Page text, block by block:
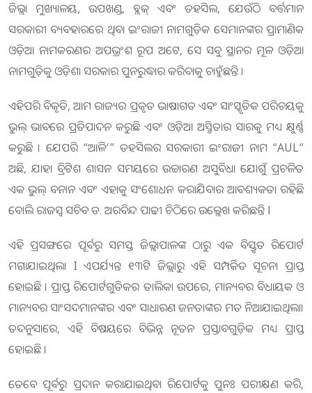
ଜିଲ୍ଲା ମୁଖ୍ୟାଳୟ, ଉପଖଣ୍ଡ, ବ୍ଲକ୍ ଏବଂ ତହସିଲ, ଯେଉଁଠି ବର୍ତ୍ତମାନ
ସରକାରୀ ବ୍ୟବହାରରେ ଥିବା ଇଂରାଜୀ ନାମଗୁଡ଼ିକ ସେମାନଙ୍କର ପ୍ରାମାଣିକ
ଓଡ଼ିଆ ନାମକରଣର ଅପଭ୍ରଂଶ ରୂପ ଅଟେ, ସେ ସବୁ ସ୍ଥାନର ମୂଳ ଓଡ଼ିଆ
ନାମଗୁଡ଼ିକୁ ଓଡ଼ିଶା ସରକାର ପୁନରୁଦ୍ଧାର କରିବାକୁ ଚାହୁଁଛନ୍ତି ।
ଏହିପରି ବିକୃତି, ଆମ ରାଜ୍ୟର ପ୍ରକୃତ ଭାଷାଗତ ଏବଂ ସାଂସ୍କୃତିକ ପରିଚୟକୁ
ଭୁଲ୍ ଭାବରେ ପ୍ରତିପାଦନ କରୁଛି ଏବଂ ଓଡ଼ିଆ ଅସ୍ମିତାର ସାରକୁ ମଧ୍ୟ କ୍ଷୁର୍ଣ୍ଣ
କରୁଛି । ଯେପରି “ଆଳି’” ତହସିଲର ସରକାରୀ ଇଂରାଜୀ ନାମ “AUL”
ଅଛି, ଯାହା ବ୍ରିଟିଶ ଶାସନ ସମୟରେ ଉଚ୍ଚାରଣ ଅସୁବିଧା ଯୋଗୁଁ ପ୍ରଚଳିତ
ଏକ ଭୁଲ୍ ବନାନ ଏବଂ ଏହାକୁ ସଂଶୋଧନ କରାଯିବାର ଆବଶ୍ୟକ‌ତା ରହିଛି
ବୋଲି ରାଜସ୍ୱ ସଚିବ ଡ. ଅରବିନ୍ଦ ପାଢୀ ଚିଠିରେ ଉଲ୍ଲେଖ କରିଛନ୍ତି l
ଏହି ପ୍ରସଙ୍ଗରେ ପୂର୍ବରୁ ସମସ୍ତ ଜିଲ୍ଲାପାଳଙ୍କ ଠାରୁ ଏକ ବିସ୍ତୃତ ରିପୋର୍ଟ
ମଗାଯାଇଥିଲା I ଏପର୍ଯ୍ୟନ୍ତ ୧୩ଟି ଜିଲ୍ଲାରୁ ଏହି ସମ୍ପର୍କିତ ସୂଚନା ପ୍ରାପ୍ତ
ହୋଇଛି । ପ୍ରାପ୍ତ ରିପୋର୍ଟଗୁଡିକର ତାଲିକା ଉପରେ, ମାନ୍ୟବର ବିଧାୟକ ଓ
ମାନ୍ୟବର ସାଂସଦମାନଙ୍କର ଏବଂ ସାଧାରଣ ଜନତାଙ୍କର ମତ ନିଆଯାଇଥିଲା।
ତଦନୁସାରେ, ଏହି ବିଷୟରେ ବିଭିନ୍ନ ନୂତନ ପ୍ରସ୍ତାବଗୁଡ଼ିକ ମଧ୍ୟ ପ୍ରାପ୍ତ
ହୋଇଛି ।
ତେବେ ପୂର୍ବରୁ ପ୍ରଦାନ କରାଯାଇଥିବା ରିପୋର୍ଟକୁ ପୁନଃ ପରୀକ୍ଷଣ କରି,